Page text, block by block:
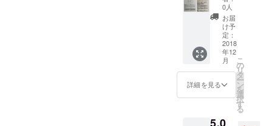
イシャ
ル９０
分コー
ス ＊メ
イク道
具はご
＊痛い
整顔施
ありま
Facebo
ok：ア
ロマ＆
ハーブ
herb
交通
費・ご
飲食代
は当日
お支払
い下さ
い。）
■ 3種
類とも
全て同
じサイ
ズ（ピ
ラミッ
ド 底
辺、高
さ3セン
ませ
（LINE.
FaceTi
me.ズー
ムアプ
リ可、
電話料
金はお
客様の
す） ※
り出さ
れる生
まれ
持った
個性と
才能、
生き
方、仕
事の役
割、バ
イオリ
が分か
0人
お届
け予
定：
2018
年12
月
詳細を見る
こ
の
リ
タ
ー
ン
を
選
択
す
る
5,0